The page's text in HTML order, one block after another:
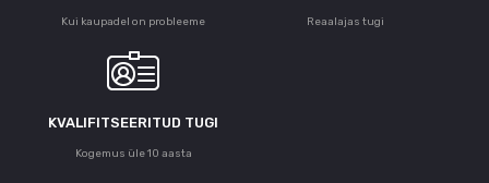
Kui kaupadel on probleeme Reaalajas tugi
KVALIFITSEERITUD TUGI
Kogemus üle 10 aasta